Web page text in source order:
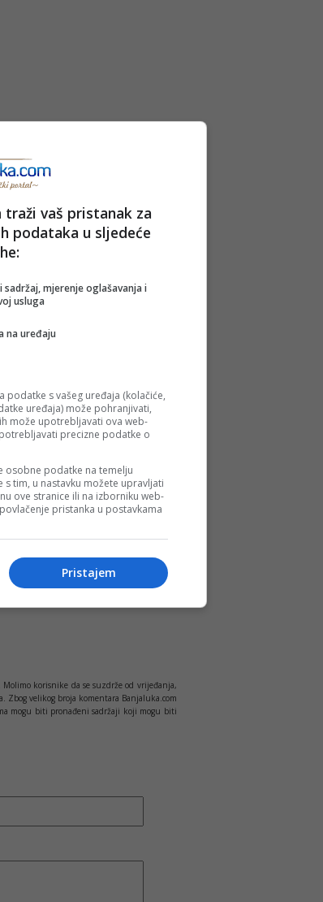
Vavasorija, koji su prije
prednosti na 40:40 – sve
gemova, a odluka pada
areni, što dodatno
PRIJAVI GREŠKU
korisnike da se suzdrže od vrijeđanja,
Zbog velikog broja komentara Banjaluka.com
mogu biti pronađeni sadržaji koji mogu biti
traži vaš pristanak za
podataka u sljedeće
mjerenje oglašavanja i
usluga
na uređaju
podatke s vašeg uređaja (kolačiće,
uređaja) može pohranjivati,
može upotrebljavati ova web-
precizne podatke o
osobne podatke na temelju
s tim, u nastavku možete upravljati
ove stranice ili na izborniku web-
pristanka u postavkama
Pristajem